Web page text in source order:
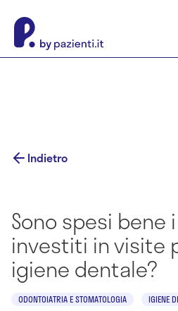
Indietro
Sono spesi bene
investiti in visite
igiene dentale?
ODONTOIATRIA E STOMATOLOGIA IGIENE